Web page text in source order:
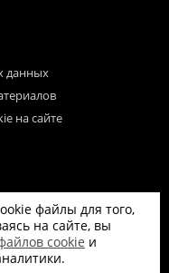
данных
на сайте
сайта.
покиньте сайт.
файлы для того,
на сайте, вы
cookie и